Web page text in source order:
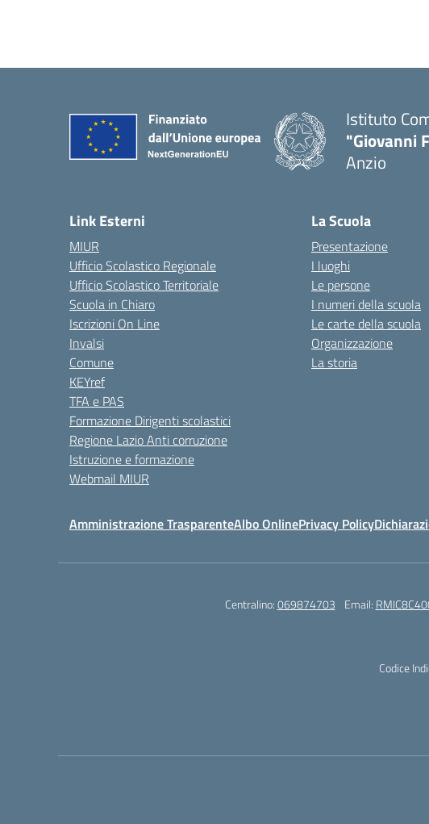
Istituto
"Giovanni
Anzio
Link Esterni
MIUR
Ufficio Scolastico Regionale
Ufficio Scolastico Territoriale
Scuola in Chiaro
Iscrizioni On Line
Invalsi
Comune
KEYref
TFA e PAS
Formazione Dirigenti scolastici
Regione Lazio Anti corruzione
Istruzione e formazione
Webmail MIUR
La Scuola
Presentazione
I luoghi
Le persone
I numeri della scuola
Le carte della scuola
Organizzazione
La storia
Amministrazione TrasparenteAlbo OnlinePrivacy Policy
Centralino:069874703 Email:
Codice